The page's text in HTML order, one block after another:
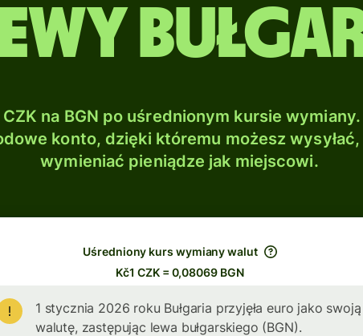
na BGN po uśrednionym kursie
konto, dzięki któremu możesz
wymieniać pieniądze jak miejscowi.
Uśredniony kurs wymiany walut
Kč1 CZK = 0,08069 BGN
1 stycznia 2026 roku Bułgaria przyjęła euro jako swoją
walutę, zastępując lewa bułgarskiego (BGN).